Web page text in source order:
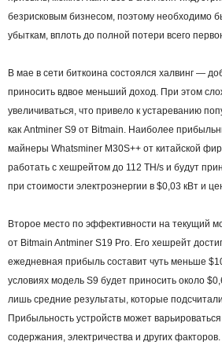
безрисковым бизнесом, поэтому необходимо
убыткам, вплоть до полной потери всего
В мае в сети биткоина состоялся халвинг —
приносить вдвое меньший доход. При этом
увеличиваться, что привело к устареванию
как Antminer S9 от Bitmain. Наиболее
майнеры Whatsminer M30S++ от китайской
работать с хешрейтом до 112 TH/s и будут
при стоимости электроэнергии в $0,03 кВт и
Второе место по эффективности на текущий
от Bitmain Antminer S19 Pro. Его хешрейт
ежедневная прибыль составит чуть меньше
условиях модель S9 будет приносить около
лишь средние результаты, которые
Прибыльность устройств может
содержания, электричества и других факторов.